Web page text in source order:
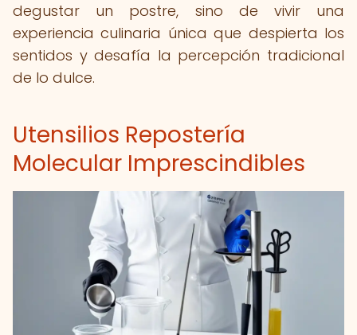
degustar un postre, sino de vivir una
experiencia culinaria única que despierta los
sentidos y desafía la percepción tradicional
de lo dulce.
Utensilios Repostería
Molecular Imprescindibles